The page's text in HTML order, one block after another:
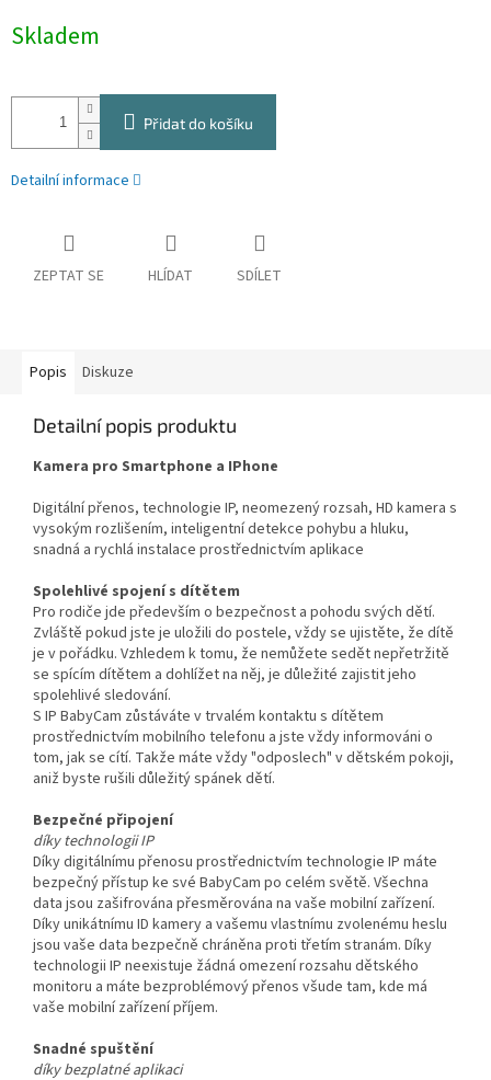
cena:
Skladem
Přidat do košíku
Detailní informace
ZEPTAT SE HLÍDAT SDÍLET
Popis Diskuze
Detailní popis produktu
Kamera pro Smartphone a IPhone
Digitální přenos, technologie IP, neomezený rozsah, HD kamera s
vysokým rozlišením, inteligentní detekce pohybu a hluku,
snadná a rychlá instalace prostřednictvím aplikace
Spolehlivé spojení s dítětem
Pro rodiče jde především o bezpečnost a pohodu svých dětí.
Zvláště pokud jste je uložili do postele, vždy se ujistěte, že dítě
je v pořádku. Vzhledem k tomu, že nemůžete sedět nepřetržitě
se spícím dítětem a dohlížet na něj, je důležité zajistit jeho
spolehlivé sledování.
S IP BabyCam zůstáváte v trvalém kontaktu s dítětem
prostřednictvím mobilního telefonu a jste vždy informováni o
tom, jak se cítí. Takže máte vždy "odposlech" v dětském pokoji,
aniž byste rušili důležitý spánek dětí.
Bezpečné připojení
díky technologii IP
Díky digitálnímu přenosu prostřednictvím technologie IP máte
bezpečný přístup ke své BabyCam po celém světě. Všechna
data jsou zašifrována přesměrována na vaše mobilní zařízení.
Díky unikátnímu ID kamery a vašemu vlastnímu zvolenému heslu
jsou vaše data bezpečně chráněna proti třetím stranám. Díky
technologii IP neexistuje žádná omezení rozsahu dětského
monitoru a máte bezproblémový přenos všude tam, kde má
vaše mobilní zařízení příjem.
Snadné spuštění
díky bezplatné aplikaci